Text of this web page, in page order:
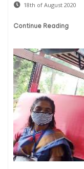
18th of August 2020
Continue Reading